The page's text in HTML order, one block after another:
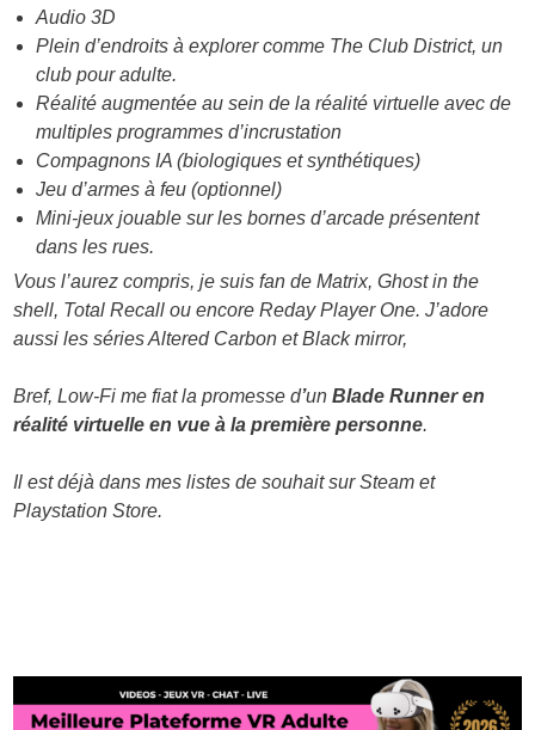
Audio 3D
Plein d’endroits à explorer comme The Club District, un
club pour adulte.
Réalité augmentée au sein de la réalité virtuelle avec de
multiples programmes d’incrustation
Compagnons IA (biologiques et synthétiques)
Jeu d’armes à feu (optionnel)
Mini-jeux jouable sur les bornes d’arcade présentent
dans les rues.
Vous l’aurez compris, je suis fan de Matrix, Ghost in the
shell, Total Recall ou encore Reday Player One. J’adore
aussi les séries Altered Carbon et Black mirror,
Bref, Low-Fi me fiat la promesse d’unBlade Runner en
réalité virtuelle en vue à la première personne.
Il est déjà dans mes listes de souhait sur Steam et
Playstation Store.